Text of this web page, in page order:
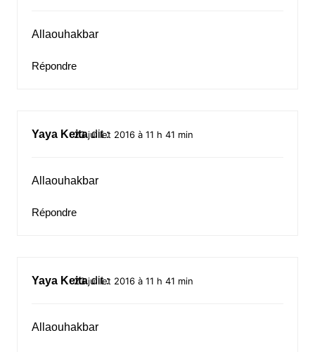
Allaouhakbar
Répondre
Yaya Keita dit :
23 juillet 2016 à 11 h 41 min
Allaouhakbar
Répondre
Yaya Keita dit :
23 juillet 2016 à 11 h 41 min
Allaouhakbar